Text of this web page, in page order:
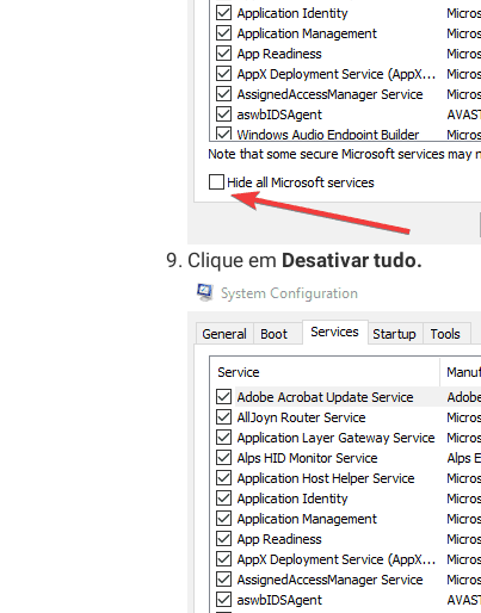
Clique em Desativar tudo.